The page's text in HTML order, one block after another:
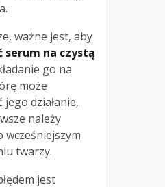
ważne jest, aby
serum na czystą
go na
może
działanie,
należy
wcześniejszym
twarzy.
jest